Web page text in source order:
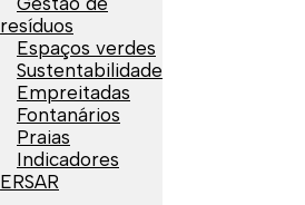
resíduos
Espaços verdes
Sustentabilidade
Empreitadas
Fontanários
Praias
Indicadores
ERSAR